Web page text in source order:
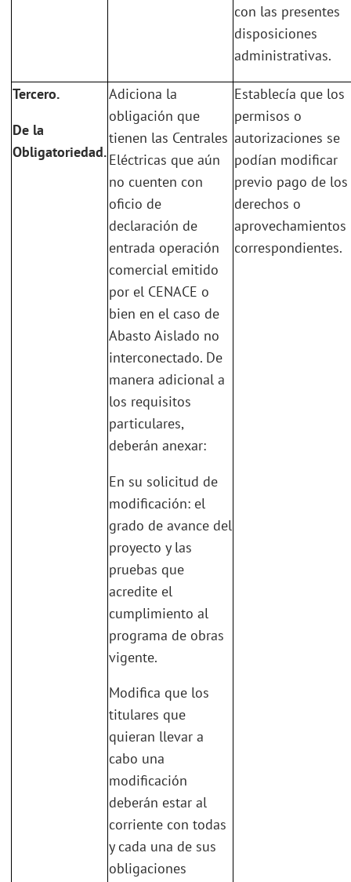
con las presentes
disposiciones
administrativas.
Tercero.
De la
Obligatoriedad.
Adiciona la
obligación que
tienen las Centrales
Eléctricas que aún
no cuenten con
oficio de
declaración de
entrada operación
comercial emitido
por el CENACE o
bien en el caso de
Abasto Aislado no
interconectado. De
manera adicional a
los requisitos
particulares,
deberán anexar:
En su solicitud de
modificación: el
grado de avance del
proyecto y las
pruebas que
acredite el
cumplimiento al
programa de obras
vigente.
Modifica que los
titulares que
quieran llevar a
cabo una
modificación
deberán estar al
corriente con todas
y cada una de sus
obligaciones
Establecía que los
permisos o
autorizaciones se
podían modificar
previo pago de los
derechos o
aprovechamientos
correspondientes.